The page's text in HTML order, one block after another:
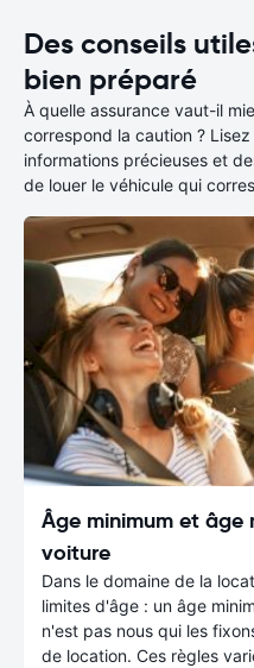
Des conseils
bien préparé
À quelle assurance vaut-il
correspond la caution ?
informations précieuses et
de louer le véhicule qui
Âge minimum et âge
voiture
Dans le domaine de la
limites d'âge : un âge
n'est pas nous qui les
de location. Ces règles